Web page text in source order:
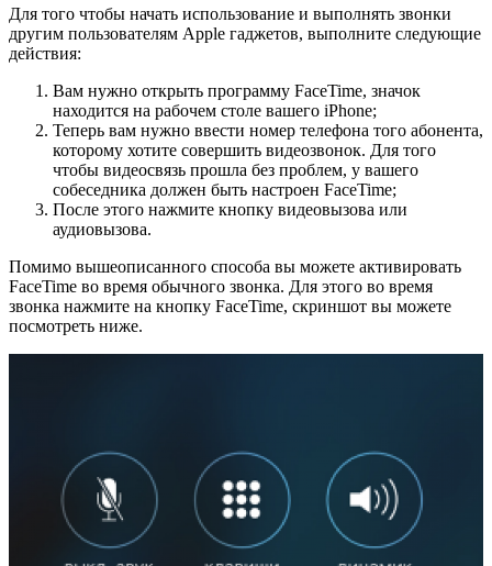
Для того чтобы начать использование и выполнять звонки
другим пользователям Apple гаджетов, выполните следующие
действия:
Вам нужно открыть программу FaceTime, значок
находится на рабочем столе вашего iPhone;
Теперь вам нужно ввести номер телефона того абонента,
которому хотите совершить видеозвонок. Для того
чтобы видеосвязь прошла без проблем, у вашего
собеседника должен быть настроен FaceTime;
После этого нажмите кнопку видеовызова или
аудиовызова.
Помимо вышеописанного способа вы можете активировать
FaceTime во время обычного звонка. Для этого во время
звонка нажмите на кнопку FaceTime, скриншот вы можете
посмотреть ниже.